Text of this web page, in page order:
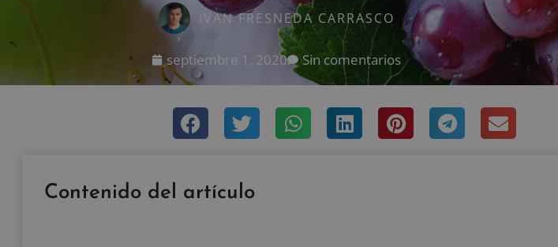
IVAN FRESNEDA CARRASCO
septiembre 1, 2020 Sin comentarios
Contenido del artículo